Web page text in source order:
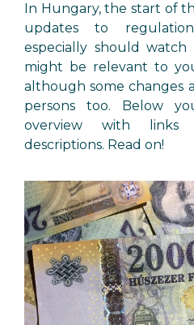
In Hungary, the start of
updates to
especially should
might be relevant to
although some changes
persons too. Below
overview with
descriptions. Read on!